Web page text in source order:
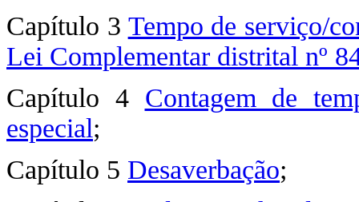
Capítulo 3 Tempo de serviço/
Lei Complementar distrital nº
Capítulo 4 Contagem de
especial;
Capítulo 5 Desaverbação;